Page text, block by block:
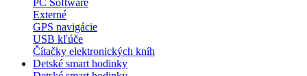
PC Software
Externé
GPS navigácie
USB kľúče
Čítačky elektronických kníh
Detské smart hodinky